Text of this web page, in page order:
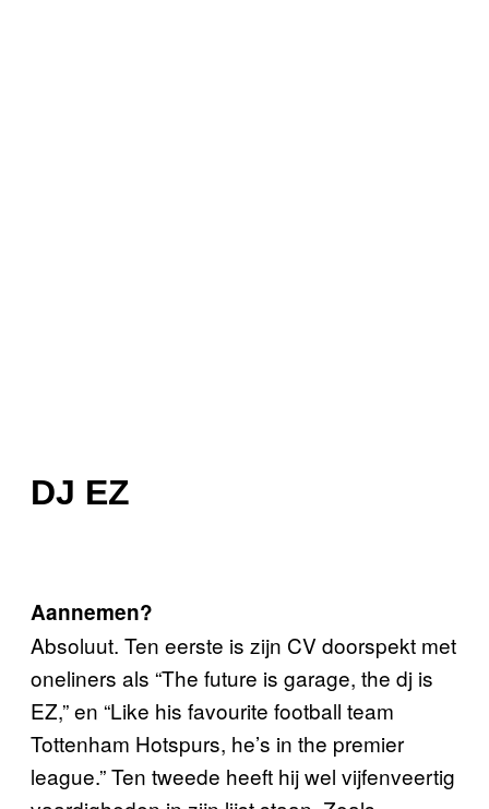
DJ EZ
Aannemen?
Absoluut. Ten eerste is zijn CV doorspekt met
oneliners als “The future is garage, the dj is
EZ,” en “Like his favourite football team
Tottenham Hotspurs, he’s in the premier
league.” Ten tweede heeft hij wel vijfenveertig